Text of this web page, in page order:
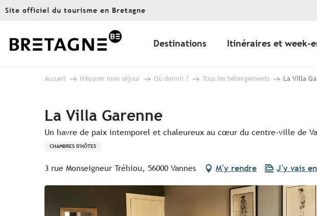
Aller
principal
Site officiel du tourisme en Bretagne
Destinations Itinéraires et week-
Accueil Préparer mon séjour Où dormir ? Tous les hébergements La Villa
La Villa Garenne
Un havre de paix intemporel et chaleureux au cœur du centre-ville de
CHAMBRES D'HÔTES
3 rue Monseigneur Tréhiou, 56000 Vannes M'y rendre J'y vais